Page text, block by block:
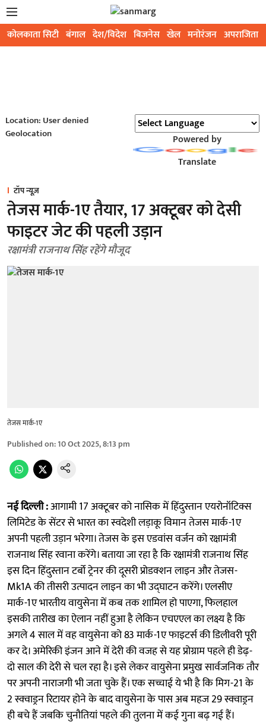
कोलकाता सिटी बंगाल देश/विदेश बिजनेस खेल मनोरंजन अपराजिता
Location: User denied
Geolocation
Powered by
Translate
टॉप न्यूज़
तेजस मार्क-1ए तैयार, 17 अक्टूबर को देसी
फाइटर जेट की पहली उड़ान
रक्षामंत्री राजनाथ सिंह रहेंगे मौजूद
तेजस मार्क-1ए
Published on:10 Oct 2025, 8:13 pm
नई दिल्ली :आगामी 17 अक्टूबर को नासिक में हिंदुस्तान एयरोनॉटिक्स
लिमिटेड के सेंटर से भारत का स्वदेशी लड़ाकू विमान तेजस मार्क-1ए
अपनी पहली उड़ान भरेगा। तेजस के इस एडवांस वर्जन को रक्षामंत्री
राजनाथ सिंह रवाना करेंगे। बताया जा रहा है कि रक्षामंत्री राजनाथ सिंह
इस दिन हिंदुस्तान टर्बो ट्रेनर की दूसरी प्रोडक्शन लाइन और तेजस-
Mk1A की तीसरी उत्पादन लाइन का भी उद्घाटन करेंगे। एलसीए
मार्क-1ए भारतीय वायुसेना में कब तक शामिल हो पाएगा, फिलहाल
इसकी तारीख का ऐलान नहीं हुआ है लेकिन एचएएल का लक्ष्य है कि
अगले 4 साल में वह वायुसेना को 83 मार्क-1ए फाइटर्स की डिलीवरी पूरी
कर दे। अमेरिकी इंजन आने में देरी की वजह से यह प्रोग्राम पहले ही डेढ़-
दो साल की देरी से चल रहा है। इसे लेकर वायुसेना प्रमुख सार्वजनिक तौर
पर अपनी नाराजगी भी जता चुके हैं। एक सच्चाई ये भी है कि मिग-21 के
2 स्क्वाड्रन रिटायर होने के बाद वायुसेना के पास अब महज 29 स्क्वाड्रन
ही बचे हैं जबकि चुनौतियां पहले की तुलना में कई गुना बढ़ गई हैं।